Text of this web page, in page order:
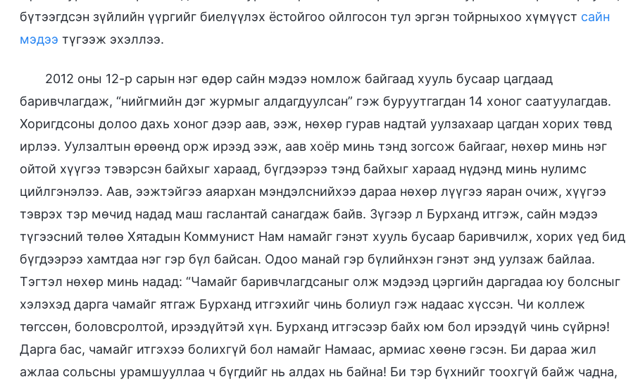
бүтээгдсэн зүйлийн үүргийг биелүүлэх ёстойгоо ойлгосон тул эргэн тойрныхоо хүмүүст сайн
мэдээ түгээж эхэллээ.
2012 оны 12-р сарын нэг өдөр сайн мэдээ номлож байгаад хууль бусаар цагдаад
баривчлагдаж, “нийгмийн дэг журмыг алдагдуулсан” гэж буруутгагдан 14 хоног саатуулагдав.
Хоригдсоны долоо дахь хоног дээр аав, ээж, нөхөр гурав надтай уулзахаар цагдан хорих төвд
ирлээ. Уулзалтын өрөөнд орж ирээд ээж, аав хоёр минь тэнд зогсож байгааг, нөхөр минь нэг
ойтой хүүгээ тэвэрсэн байхыг хараад, бүгдээрээ тэнд байхыг хараад нүдэнд минь нулимс
цийлгэнэлээ. Аав, ээжтэйгээ аяархан мэндэлснийхээ дараа нөхөр лүүгээ яаран очиж, хүүгээ
тэврэх тэр мөчид надад маш гаслантай санагдаж байв. Зүгээр л Бурханд итгэж, сайн мэдээ
түгээсний төлөө Хятадын Коммунист Нам намайг гэнэт хууль бусаар баривчилж, хорих үед бид
бүгдээрээ хамтдаа нэг гэр бүл байсан. Одоо манай гэр бүлийнхэн гэнэт энд уулзаж байлаа.
Тэгтэл нөхөр минь надад: “Чамайг баривчлагдсаныг олж мэдээд цэргийн даргадаа юу болсныг
хэлэхэд дарга чамайг ятгаж Бурханд итгэхийг чинь болиул гэж надаас хүссэн. Чи коллеж
төгссөн, боловсролтой, ирээдүйтэй хүн. Бурханд итгэсээр байх юм бол ирээдүй чинь сүйрнэ!
Дарга бас, чамайг итгэхээ болихгүй бол намайг Намаас, армиас хөөнө гэсэн. Би дараа жил
ажлаа сольсны урамшууллаа ч бүгдийг нь алдах нь байна! Би тэр бүхнийг тоохгүй байж чадна,